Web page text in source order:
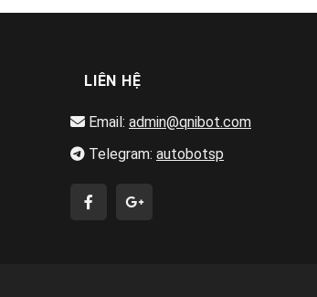
LIÊN HỆ
Email: admin@qnibot.com
Telegram: autobotsp